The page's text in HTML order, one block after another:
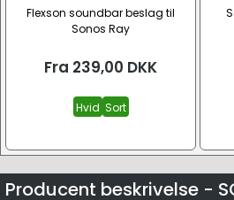
Flexson soundbar beslag til
Sonos Ray
Fra 239,00 DKK
Hvid Sort
Producent beskrivelse -